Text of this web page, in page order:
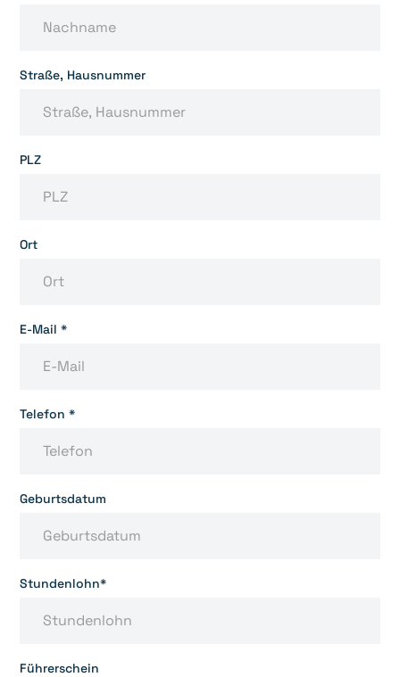
Straße, Hausnummer
PLZ
Ort
E-Mail *
Telefon *
Geburtsdatum
Stundenlohn*
Führerschein